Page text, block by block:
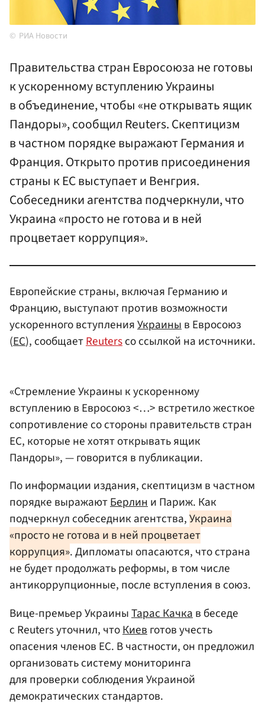
РИА Новости
Правительства стран Евросоюза не готовы
к ускоренному вступлению Украины
в объединение, чтобы «не открывать ящик
Пандоры», сообщил Reuters. Скептицизм
в частном порядке выражают Германия и
Франция. Открыто против присоединения
страны к ЕС выступает и Венгрия.
Собеседники агентства подчеркнули, что
Украина «просто не готова и в ней
процветает коррупция».
Европейские страны, включая Германию и
Францию, выступают против возможности
ускоренного вступленияУкраиныв Евросоюз
(ЕС), сообщаетReutersсо ссылкой на источники.
«Стремление Украины к ускоренному
вступлению в Евросоюз <…> встретило жесткое
сопротивление со стороны правительств стран
ЕС, которые не хотят открывать ящик
Пандоры», — говорится в публикации.
По информации издания, скептицизм в частном
порядке выражаютБерлини Париж. Как
подчеркнул собеседник агентства,Украина
«просто не готова и в ней процветает
коррупция». Дипломаты опасаются, что страна
не будет продолжать реформы, в том числе
антикоррупционные, после вступления в союз.
Вице-премьер УкраиныТарас Качкав беседе
с Reuters уточнил, чтоКиевготов учесть
опасения членов ЕС. В частности, он предложил
организовать систему мониторинга
для проверки соблюдения Украиной
демократических стандартов.